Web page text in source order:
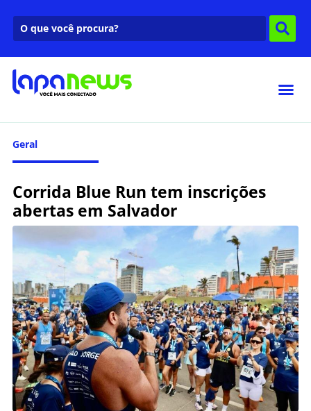
Geral
Corrida Blue Run tem inscrições
abertas em Salvador